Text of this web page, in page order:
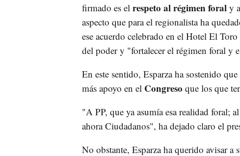
firmado es el respeto al régimen foral y
aspecto que para el regionalista ha
ese acuerdo celebrado en el Hotel El
del poder y "fortalecer el régimen foral y
En este sentido, Esparza ha sostenido
más apoyo en el Congreso que los que
"A PP, que ya asumía esa realidad foral; al
ahora Ciudadanos", ha dejado claro el
No obstante, Esparza ha querido avisar a